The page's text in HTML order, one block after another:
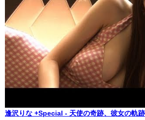
逢沢りな +Special - 天使の奇跡、彼女の軌